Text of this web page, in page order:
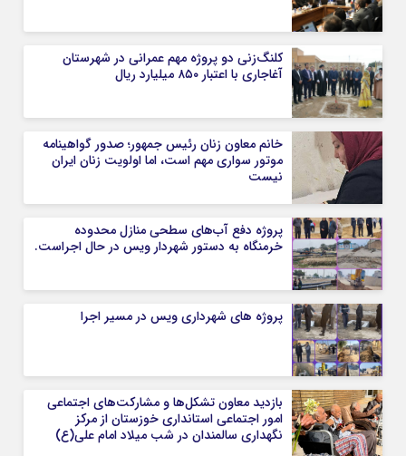
کلنگ‌زنی دو پروژه مهم عمرانی در شهرستان
آغاجاری با اعتبار ۸۵۰ میلیارد ریال
خانم معاون زنان رئیس جمهور؛ صدور گواهینامه
موتور سواری مهم است، اما اولویت زنان ایران
نیست
پروژه دفع آب‌های سطحی منازل محدوده
خرمنگاه به دستور شهردار ویس در حال اجراست.
پروژه های شهرداری ویس در مسیر اجرا
بازدید معاون تشكل‌ها و مشاركت‌هاى اجتماعى
امور اجتماعی استانداری خوزستان از مرکز
نگهداری سالمندان در شب میلاد امام علی(ع)